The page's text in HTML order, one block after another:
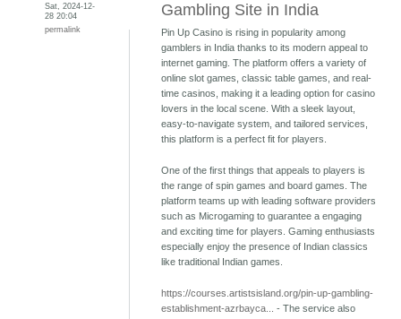
Sat, 2024-12-
28 20:04
permalink
Gambling Site in India
Pin Up Casino is rising in popularity among
gamblers in India thanks to its modern appeal to
internet gaming. The platform offers a variety of
online slot games, classic table games, and real-
time casinos, making it a leading option for casino
lovers in the local scene. With a sleek layout,
easy-to-navigate system, and tailored services,
this platform is a perfect fit for players.
One of the first things that appeals to players is
the range of spin games and board games. The
platform teams up with leading software providers
such as Microgaming to guarantee a engaging
and exciting time for players. Gaming enthusiasts
especially enjoy the presence of Indian classics
like traditional Indian games.
https://courses.artistsisland.org/pin-up-gambling-
establishment-azrbayca...
- The service also